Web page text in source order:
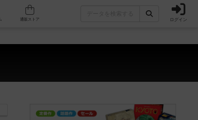
人気ボードゲーム ログイン